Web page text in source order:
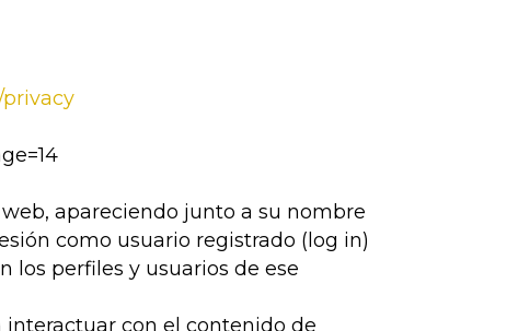
apareciendo junto a su nombre
como usuario registrado (log in)
los perfiles y usuarios de ese
con el contenido de